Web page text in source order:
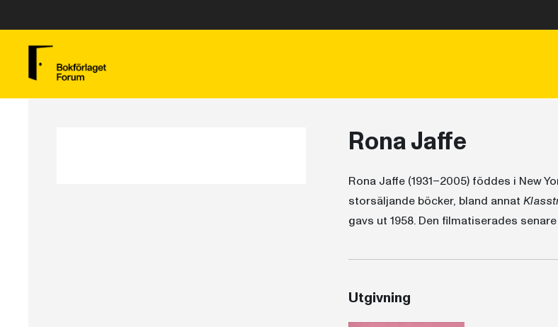
Rona Jaffe
Rona Jaffe (1931–2005) föddes i New
storsäljande böcker, bland annat
gavs ut 1958. Den filmatiserades
Utgivning